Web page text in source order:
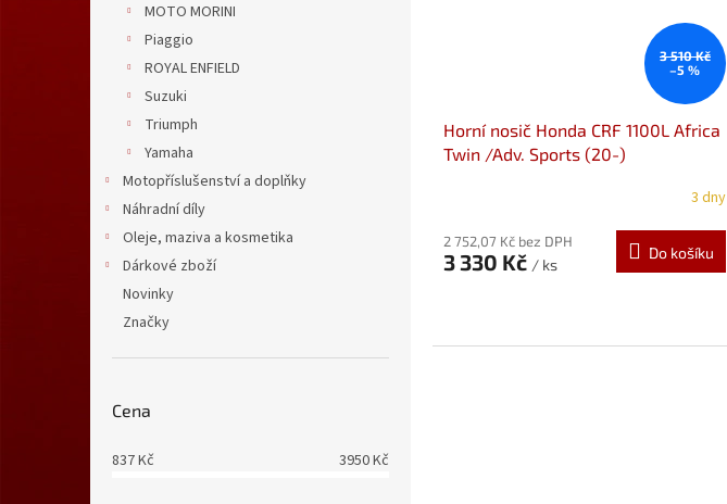
MOTO MORINI
Piaggio
ROYAL ENFIELD
Suzuki
Triumph
Yamaha
Motopříslušenství a doplňky
Náhradní díly
Oleje, maziva a kosmetika
Dárkové zboží
Novinky
Značky
Cena
837Kč 3950Kč
3 510 Kč
–5 %
Horní nosič Honda CRF 1100L Africa
Twin /Adv. Sports (20-)
3 dny
2 752,07 Kč bez DPH
3 330 Kč / ks
Do košíku